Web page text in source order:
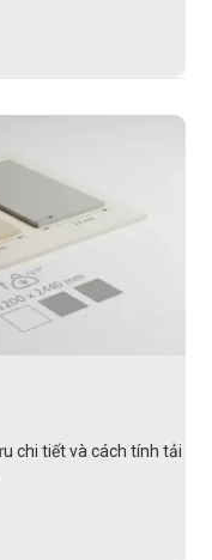
chi tiết và cách tính tải